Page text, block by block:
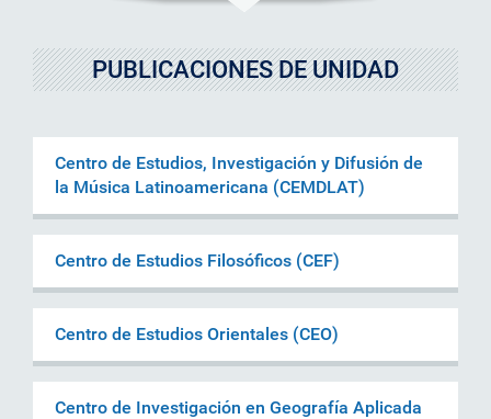
PUBLICACIONES DE UNIDAD
Centro de Estudios, Investigación y Difusión de
la Música Latinoamericana (CEMDLAT)
Centro de Estudios Filosóficos (CEF)
Centro de Estudios Orientales (CEO)
Centro de Investigación en Geografía Aplicada